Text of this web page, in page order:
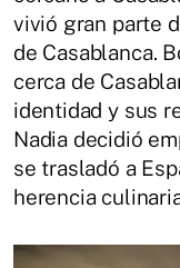
vivió gran parte
de Casablanca.
cerca de
identidad y sus
Nadia decidió
se trasladó a
herencia